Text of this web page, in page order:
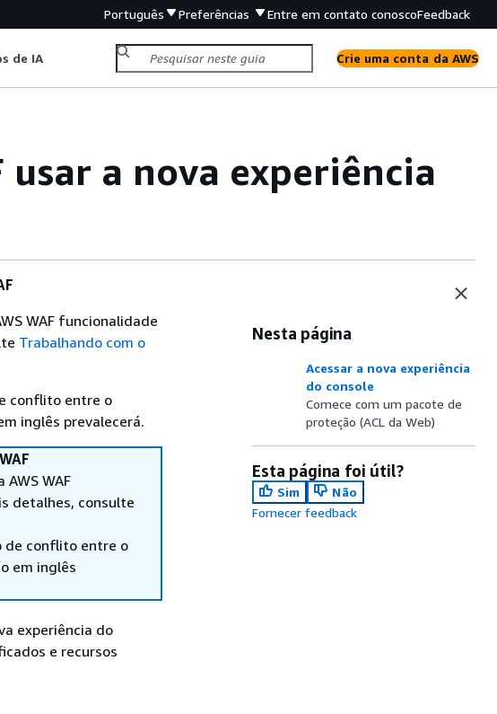
Português Preferências Entre em contato conoscoFeedback
de IA Crie uma conta da AWS
usar a nova experiência
WAF funcionalidade
Trabalhando com o
conflito entre o
inglês prevalecerá.
WAF
detalhes, consulte
de conflito entre o
em inglês
experiência do
e recursos
Nesta página
Acessar a nova experiência
do console
Comece com um pacote de
proteção (ACL da Web)
Esta página foi útil?
Sim
Não
Fornecer feedback